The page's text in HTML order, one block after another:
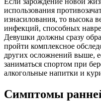
использования
изнасилования, то высока
инфекций, способных
Девушки должны сразу
пройти комплексное
других осложнений выше,
заниматься спортом при
алкогольные напитки и
Симптомы